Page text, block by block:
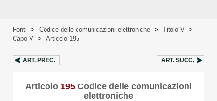
Fonti > Codice delle comunicazioni elettroniche > Titolo V >
Capo V > Articolo 195
ART. PREC. ART. SUCC.
Articolo 195 Codice delle comunicazioni
elettroniche